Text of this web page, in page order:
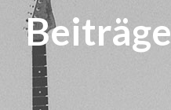
Beiträge